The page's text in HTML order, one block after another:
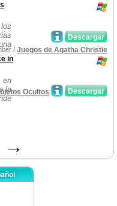
Descargar
/ Juegos de Agatha Christie
in
la
Descargar
Ocultos
→